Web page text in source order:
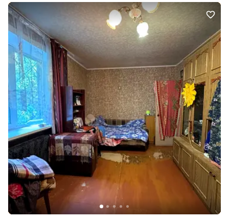
високий, тому вікна розташовані досить високо. Всі вікна
металопластикові, встановлені якісні решітки. Стояк
водопостачання та каналізації вже замінено. Дві окремі кімнати.
При бажанні можна зробити перепланування більш сучасним та
зручним під ваші потреби. Навпроти будинку розташований
дитячий садок, за кілька хвилин ходьби школа. До проспекту
Слобожанського та вулиці Калинової буквально кілька хвилин,
поруч магазини, АТБ, Калиновський ринок, транспорт і все, що
необхідно для комфортного життя. У кількох хвилинах
знаходяться ТЦ «Метелица» та «Наутилус». Тут розташовані
супермаркет VARUS, магазин ROSHEN, спортивний зал, дитячі
розважальні центри та безліч інших магазинів. Телефонуйте та
записуйтеся на перегляд.